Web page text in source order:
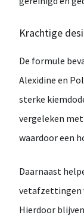
Krachtige
De formule
Alexidine en
sterke
vergeleken
waardoor een
Daarnaast
vetafzettingen
Hierdoor